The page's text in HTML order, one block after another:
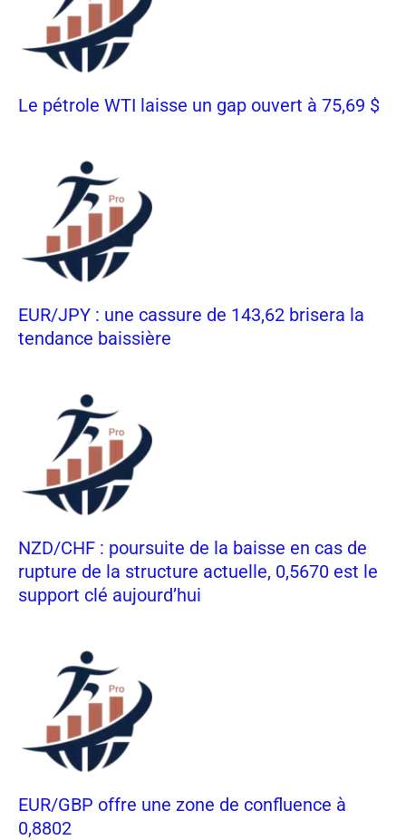
Le pétrole WTI laisse un gap ouvert à 75,69 $
EUR/JPY : une cassure de 143,62 brisera la
tendance baissière
NZD/CHF : poursuite de la baisse en cas de
rupture de la structure actuelle, 0,5670 est le
support clé aujourd’hui
EUR/GBP offre une zone de confluence à
0,8802